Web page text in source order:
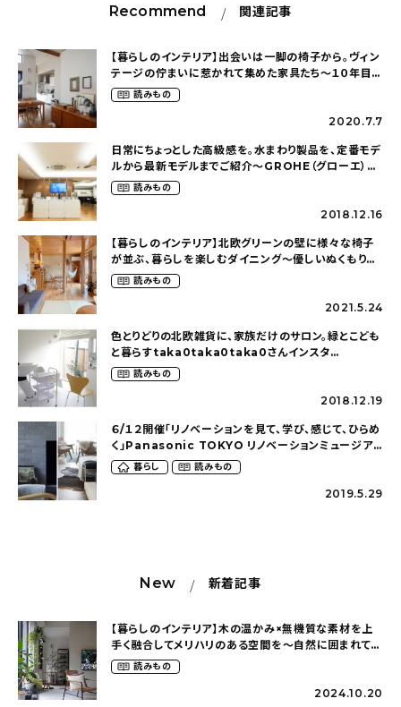
Recommend 関連記事
【暮らしのインテリア】出会いは一脚の椅子から。ヴィン
テージの佇まいに惹かれて集めた家具たち～１０年目の
自分らしい暮らし（sario.lsさん）
読みもの
2020.7.7
日常にちょっとした高級感を。水まわり製品を、定番モデ
ルから最新モデルまでご紹介〜GROHE（グローエ）南
青山ショールームを取材〜
読みもの
2018.12.16
【暮らしのインテリア】北欧グリーンの壁に様々な椅子
が並ぶ、暮らしを楽しむダイニング〜優しいぬくもりを
感じる木の家（__oharubiyoriさん）
読みもの
2021.5.24
色とりどりの北欧雑貨に、家族だけのサロン。緑とこども
と暮らすtaka0taka0taka0さんインスタ
LIVEQ&A
読みもの
2018.12.19
６/１２開催「リノベーションを見て、学び、感じて、ひらめ
く」Panasonic TOKYO リノベーションミュージア
ムコラボLIVE［SPONSORED］
暮らし 読みもの
2019.5.29
New 新着記事
【暮らしのインテリア】木の温かみ×無機質な素材を上
手く融合してメリハリのある空間を〜自然に囲まれて暮
らす（ki_no_ieさん）
読みもの
2024.10.20